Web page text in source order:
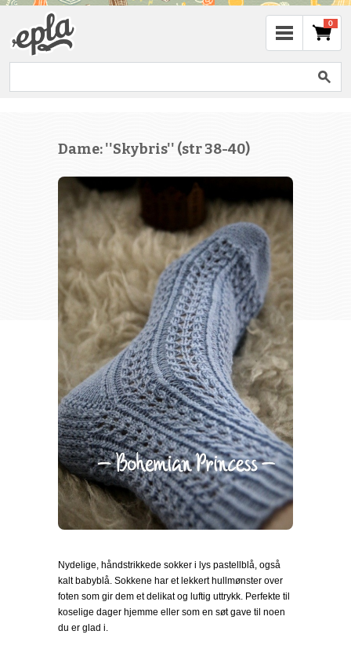
0
Dame: ''Skybris'' (str 38-40)
Nydelige, håndstrikkede sokker i lys pastellblå, også
kalt babyblå. Sokkene har et lekkert hullmønster over
foten som gir dem et delikat og luftig uttrykk. Perfekte til
koselige dager hjemme eller som en søt gave til noen
du er glad i.